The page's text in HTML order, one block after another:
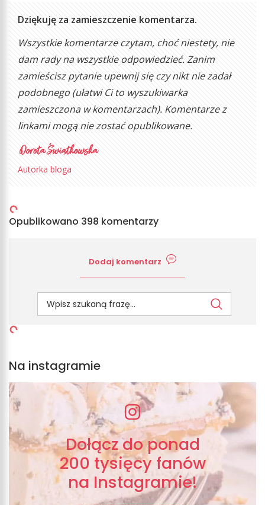
Dziękuję za zamieszczenie komentarza.
Wszystkie komentarze czytam, choć niestety, nie
dam rady na wszystkie odpowiedzieć. Zanim
zamieścisz pytanie upewnij się czy nikt nie zadał
podobnego (ułatwi Ci to wyszukiwarka
zamieszczona w komentarzach). Komentarze z
linkami mogą nie zostać opublikowane.
Autorka bloga
Opublikowano 398 komentarzy
Dodaj komentarz
Na instagramie
Dołącz do ponad
200 tysięcy fanów
na Instagramie!